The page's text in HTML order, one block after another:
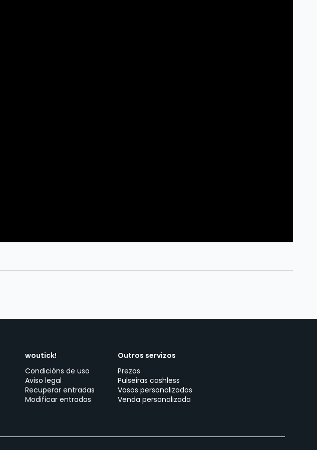
woutick!
Condicións de uso
Aviso legal
Recuperar entradas
Modificar entradas
Outros servizos
Prezos
Pulseiras cashless
Vasos personalizados
Venda personalizada